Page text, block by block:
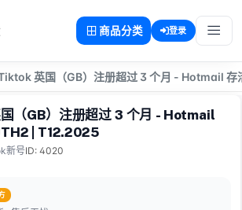
商品分类 登录
英国（GB）注册超过 3 个月 - Hotmail
（GB）注册超过 3 个月 - Hotmail
| T12.2025
新号ID: 4020